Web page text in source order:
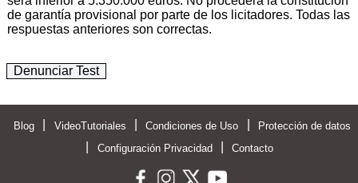
de garantía provisional por parte de los licitadores. Todas las
respuestas anteriores son correctas.
Denunciar Test
Blog VideoTutoriales Condiciones de Uso Protección de datos
Configuración Privacidad Contacto